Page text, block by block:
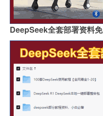
DeepSeek全套部署资料